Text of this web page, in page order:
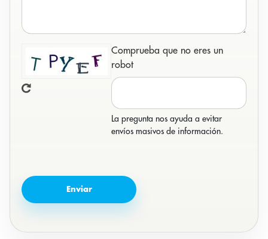
Comprueba que no eres un
robot
La pregunta nos ayuda a evitar
envíos masivos de información.